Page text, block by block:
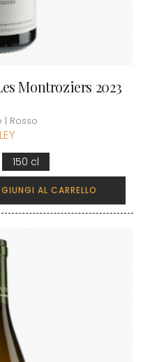
Montroziers 2023
| Rosso
150 cl
AL CARRELLO